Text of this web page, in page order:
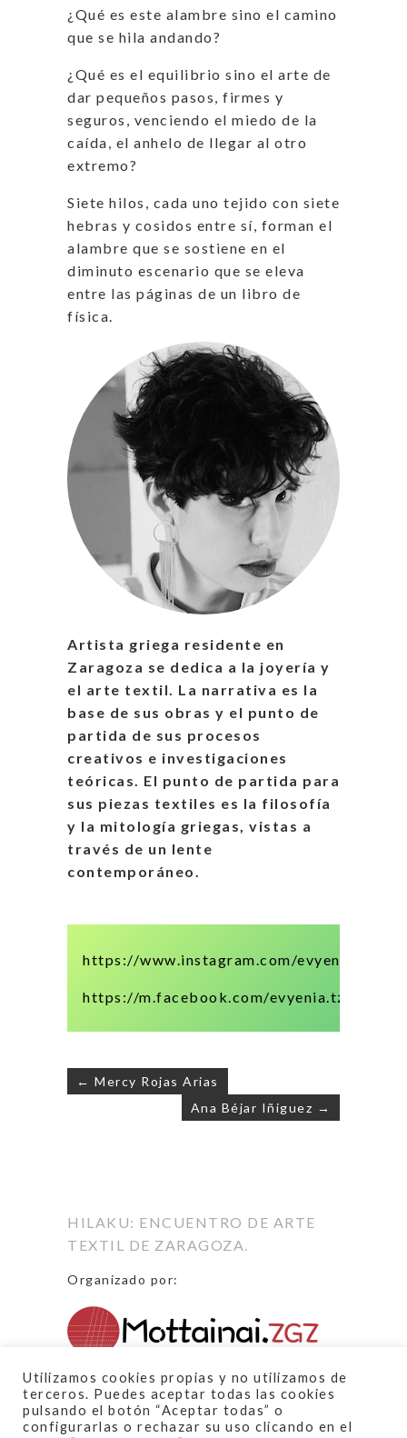
¿Qué es este alambre sino el camino
que se hila andando?
¿Qué es el equilibrio sino el arte de
dar pequeños pasos, firmes y
seguros, venciendo el miedo de la
caída, el anhelo de llegar al otro
extremo?
Siete hilos, cada uno tejido con siete
hebras y cosidos entre sí, forman el
alambre que se sostiene en el
diminuto escenario que se eleva
entre las páginas de un libro de
física.
Artista griega residente en
Zaragoza se dedica a la joyería y
el arte textil. La narrativa es la
base de sus obras y el punto de
partida de sus procesos
creativos e investigaciones
teóricas. El punto de partida para
sus piezas textiles es la filosofía
y la mitología griegas, vistas a
través de un lente
contemporáneo.
https://www.instagram.com/
https://m.facebook.com/evyenia.tzortzi
Navegación
← Mercy Rojas Arias
Ana Béjar Iñiguez →
HILAKU: ENCUENTRO DE ARTE
TEXTIL DE ZARAGOZA.
Organizado por:
Proyecto financiado por:
Utilizamos cookies propias y no utilizamos de
terceros. Puedes aceptar todas las cookies
pulsando el botón “Aceptar todas” o
configurarlas o rechazar su uso clicando en el